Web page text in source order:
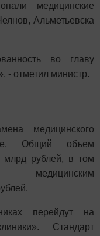
медицинские
Альметьевска
во главу
- отметил министр.
медицинского
Общий объем
рублей, в том
перейдут на
Стандарт